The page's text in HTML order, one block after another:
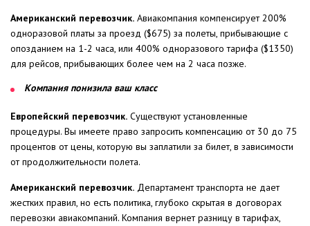
Американский перевозчик. Авиакомпания компенсирует 200%
одноразовой платы за проезд ($675) за полеты, прибывающие с
опозданием на 1-2 часа, или 400% одноразового тарифа ($1350)
для рейсов, прибывающих более чем на 2 часа позже.
Компания понизила ваш класс
Европейский перевозчик. Существуют установленные
процедуры. Вы имеете право запросить компенсацию от 30 до 75
процентов от цены, которую вы заплатили за билет, в зависимости
от продолжительности полета.
Американский перевозчик. Департамент транспорта не дает
жестких правил, но есть политика, глубоко скрытая в договорах
перевозки авиакомпаний. Компания вернет разницу в тарифах,